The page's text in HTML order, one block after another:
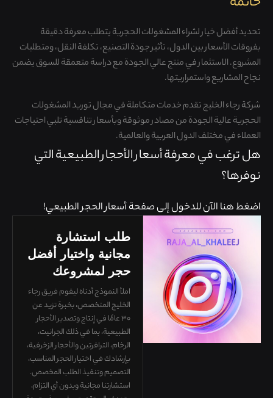
تحديد أفضل خيار لشراء المشغولات الحجرية يتطلب معرفة دقيقة
بفروقات الأسعار بين الدول، تأثير جودة التصنيع، تكلفة النقل، ومتطلبات
المشروع. الاستثمار في منتج عالي الجودة مع دراسة متعمقة للسوق يضمن
نجاح المشاريع واستمراريتها.
شركةرجاء الخليجتقدم خدمات متكاملة في مجال توريد المشغولات
الحجرية عالية الجودة من مصادر موثوقة وبأسعار تنافسية تلبي احتياجات
العملاء في مختلف الدول العربية والعالمية.
هل ترغب في معرفة أسعار الأحجار الطبيعية التي
نوفرها؟
اضغط هنا الآن للدخول إلى صفحة أسعار الحجر الطبيعي!
طلب استشارة
مجانية واختيار أفضل
حجر لمشروعك
املأ النموذج أدناه ليقوم فريق رجاء
الخليج المتخصص، بخبرة تزيد عن
٣٠ عامًا في إنتاج وتصدير الأحجار
الطبيعية، بما في ذلك الجرانيت،
الرخام، الترافرتين والأحجار الزخرفية،
بإرشادك فياختيار الحجر المناسب،
التصميم وتنفيذ الطلب المخصص.
استشارتنا مجانية وبدون أي التزام،